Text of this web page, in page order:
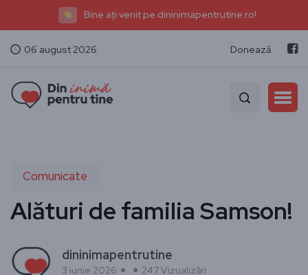
Bine ați venit pe dininimapentrutine.ro!
06 august 2026 Donează
Comunicate
Alături de familia Samson!
dininimapentrutine
3 iunie 2026 247 Vizualizări